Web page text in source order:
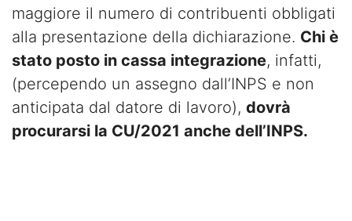
maggiore il numero di contribuenti obbligati
alla presentazione della dichiarazione. Chi è
stato posto in cassa integrazione, infatti,
(percependo un assegno dall’INPS e non
anticipata dal datore di lavoro), dovrà
procurarsi la CU/2021 anche dell’INPS.